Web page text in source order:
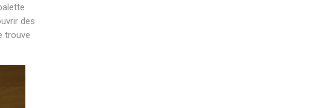
des
trouve